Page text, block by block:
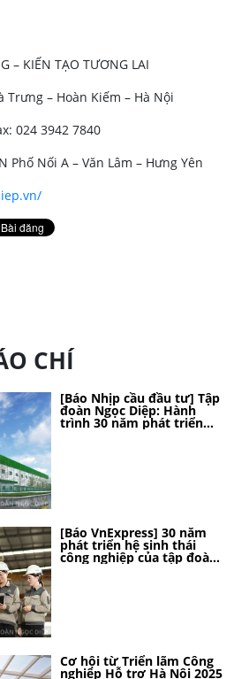
– KIẾN TẠO TƯƠNG LAI
Trưng – Hoàn Kiếm – Hà Nội
024 3942 7840
Phố Nối A – Văn Lâm – Hưng Yên
CHÍ
[Báo Nhịp cầu đầu tư] Tập
đoàn Ngọc Diệp: Hành
trình 30 năm phát triển
bền vững, kiến tạo vị thế
[Báo VnExpress] 30 năm
phát triển hệ sinh thái
công nghiệp của tập đoàn
Ngọc Diệp
Cơ hội từ Triển lãm Công
nghiệp Hỗ trợ Hà Nội 2025